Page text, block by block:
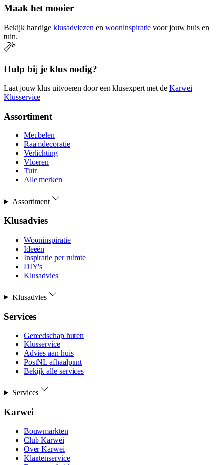
Maak het mooier
Bekijk handige klusadviezen en wooninspiratie voor jouw huis en
tuin.
Hulp bij je klus nodig?
Laat jouw klus uitvoeren door een klusexpert met de Karwei
Klusservice
Assortiment
Meubelen
Raamdecoratie
Verlichting
Vloeren
Tuin
Alle merken
Assortiment
Klusadvies
Wooninspiratie
Ideeën
Inspiratie per ruimte
DIY's
Klusadvies
Klusadvies
Services
Gereedschap huren
Klusservice
Advies aan huis
PostNL afhaalpunt
Bekijk alle services
Services
Karwei
Bouwmarkten
Club Karwei
Over Karwei
Klantenservice